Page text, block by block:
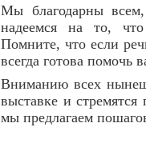
Мы благодарны
надеемся на то,
Помните, что если
всегда готова помочь
Вниманию всех
выставке и
мы предлагаем